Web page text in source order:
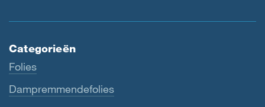
Categorieën
Folies
Dampremmendefolies